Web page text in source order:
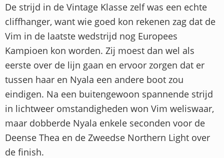
De strijd in de Vintage Klasse zelf was een echte
cliffhanger, want wie goed kon rekenen zag dat de
Vim in de laatste wedstrijd nog Europees
Kampioen kon worden. Zij moest dan wel als
eerste over de lijn gaan en ervoor zorgen dat er
tussen haar en Nyala een andere boot zou
eindigen. Na een buitengewoon spannende strijd
in lichtweer omstandigheden won Vim weliswaar,
maar dobberde Nyala enkele seconden voor de
Deense Thea en de Zweedse Northern Light over
de finish.